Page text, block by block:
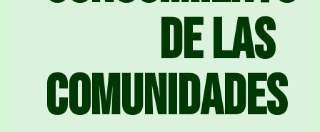
de las
comunidades